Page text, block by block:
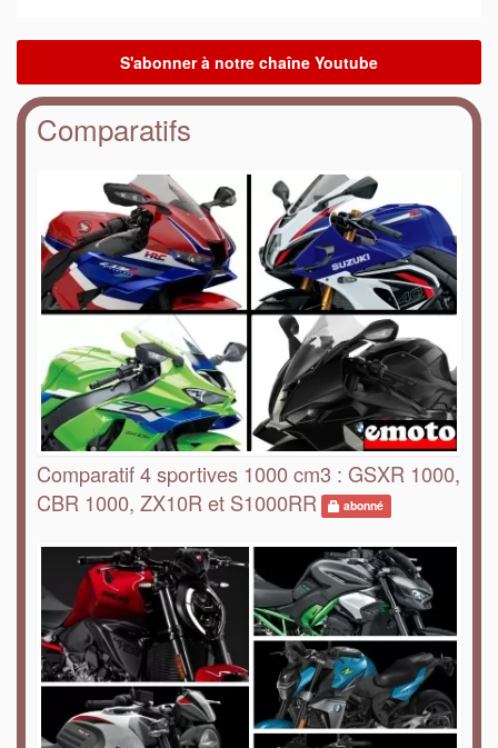
Comparatifs
Comparatif 4 sportives 1000 cm3 : GSXR 1000,
CBR 1000, ZX10R et S1000RR
abonné